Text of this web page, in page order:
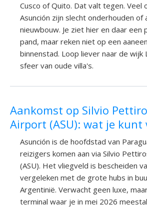
Cusco of Quito. Dat valt tegen. Veel
Asunción zijn slecht onderhouden
nieuwbouw. Je ziet hier en daar
pand, maar reken niet op een
binnenstad. Loop liever naar de
sfeer van oude villa's.
Aankomst op Silvio
Airport (ASU): wat je kunt
Asunción is de hoofdstad van
reizigers komen aan via Silvio
(ASU). Het vliegveld is bescheiden
vergeleken met de grote hubs in
Argentinië. Verwacht geen luxe,
terminal waar je in mei 2026